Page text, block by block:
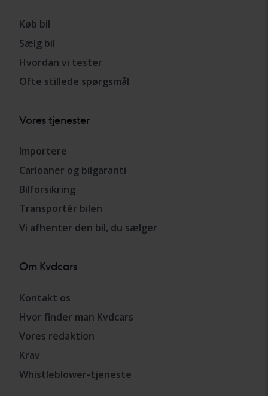
Køb bil
Sælg bil
Hvordan vi tester
Ofte stillede spørgsmål
Vores tjenester
Importere
Carloaner og bilgaranti
Bilforsikring
Transportér bilen
Vi afhenter den bil, du sælger
Om Kvdcars
Kontakt os
Hvor finder man Kvdcars
Vores redaktion
Krav
Whistleblower-tjeneste